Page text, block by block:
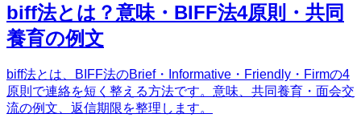
biff法とは？意味・BIFF法4原則・共同
養育の例文
biff法とは、BIFF法のBrief・Informative・Friendly・Firmの4
原則で連絡を短く整える方法です。意味、共同養育・面会交
流の例文、返信期限を整理します。